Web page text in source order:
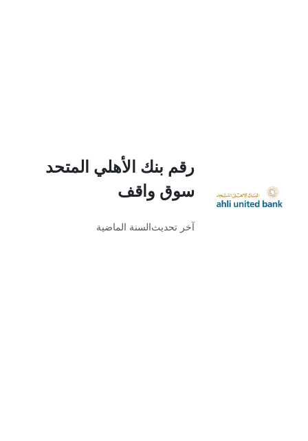
رقم بنك الأهلي المتحد
سوق واقف
آخر تحديث السنة الماضية